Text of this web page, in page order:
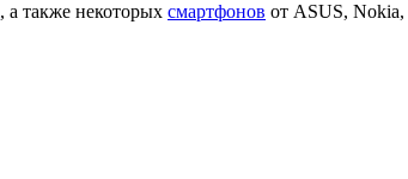
, а также некоторых смартфонов от ASUS, Nokia,